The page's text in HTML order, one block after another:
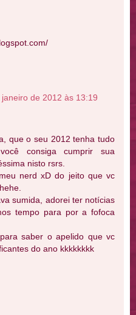
de 2012 às 13:19
que o seu 2012 tenha tudo
consiga cumprir sua
nisto rsrs.
nerd xD do jeito que vc
sumida, adorei ter notícias
tempo para por a fofoca
saber o apelido que vc
do ano kkkkkkkk